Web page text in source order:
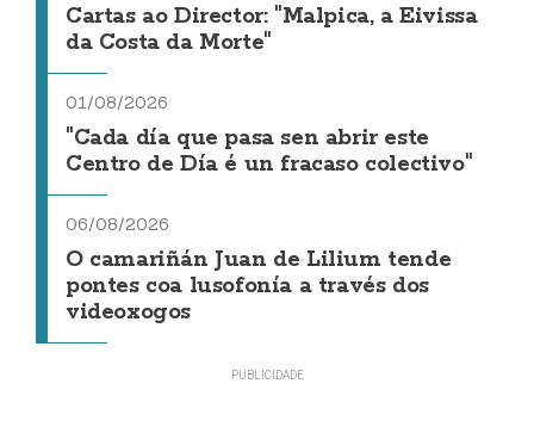
Cartas ao Director: "Malpica, a Eivissa
da Costa da Morte"
01/08/2026
"Cada día que pasa sen abrir este
Centro de Día é un fracaso colectivo"
06/08/2026
O camariñán Juan de Lilium tende
pontes coa lusofonía a través dos
videoxogos